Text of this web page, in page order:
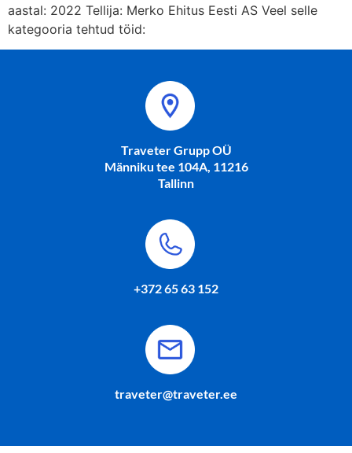
aastal: 2022 Tellija: Merko Ehitus Eesti AS Veel selle
kategooria tehtud töid:
Traveter Grupp OÜ
Männiku tee 104A, 11216
Tallinn
+372 65 63 152
traveter@traveter.ee